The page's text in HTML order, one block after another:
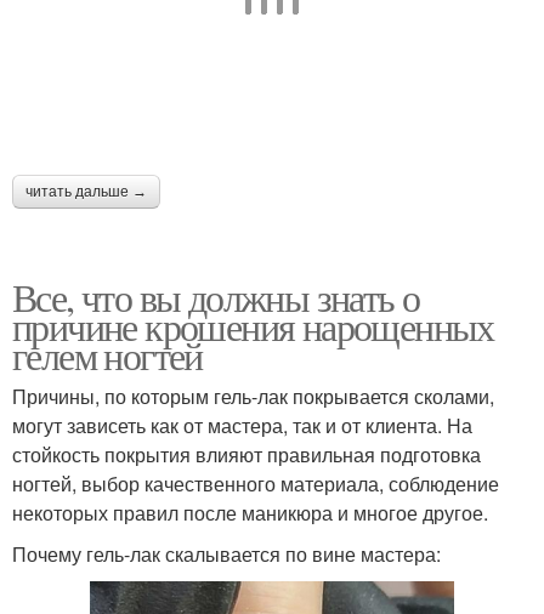
читать дальше →
Все, что вы должны знать о
причине крошения нарощенных
гелем ногтей
Причины, по которым гель-лак покрывается сколами,
могут зависеть как от мастера, так и от клиента. На
стойкость покрытия влияют правильная подготовка
ногтей, выбор качественного материала, соблюдение
некоторых правил после маникюра и многое другое.
Почему гель-лак скалывается по вине мастера: